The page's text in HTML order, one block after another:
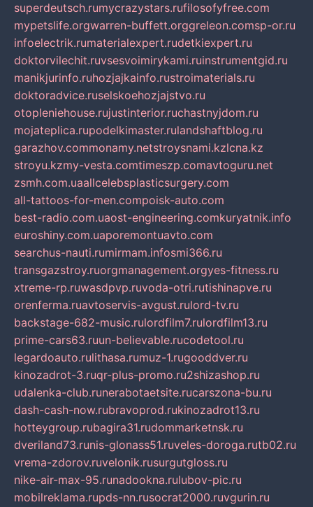
superdeutsch.rumycrazystars.rufilosofyfree.com
mypetslife.orgwarren-buffett.orggreleon.comsp-or.ru
infoelectrik.rumaterialexpert.rudetkiexpert.ru
doktorvilechit.ruvsesvoimirykami.ruinstrumentgid.ru
manikjurinfo.ruhozjajkainfo.rustroimaterials.ru
doktoradvice.ruselskoehozjajstvo.ru
otopleniehouse.rujustinterior.ruchastnyjdom.ru
mojateplica.rupodelkimaster.rulandshaftblog.ru
garazhov.commonamy.netstroysnami.kzlcna.kz
stroyu.kzmy-vesta.comtimeszp.comavtoguru.net
zsmh.com.uaallcelebsplasticsurgery.com
all-tattoos-for-men.compoisk-auto.com
best-radio.com.uaost-engineering.comkuryatnik.info
euroshiny.com.uaporemontuavto.com
searchus-nauti.rumirmam.infosmi366.ru
transgazstroy.ruorgmanagement.orgyes-fitness.ru
xtreme-rp.ruwasdpvp.ruvoda-otri.rutishinapve.ru
orenferma.ruavtoservis-avgust.rulord-tv.ru
backstage-682-music.rulordfilm7.rulordfilm13.ru
prime-cars63.ruun-believable.rucodetool.ru
legardoauto.rulithasa.rumuz-1.rugooddver.ru
kinozadrot-3.ruqr-plus-promo.ru2shizashop.ru
udalenka-club.runerabotaetsite.rucarszona-bu.ru
dash-cash-now.rubravoprod.rukinozadrot13.ru
hotteygroup.rubagira31.rudommarketnsk.ru
dveriland73.runis-glonass51.ruveles-doroga.rutb02.ru
vrema-zdorov.ruvelonik.rusurgutgloss.ru
nike-air-max-95.runadookna.rulubov-pic.ru
mobilreklama.rupds-nn.rusocrat2000.ruvgurin.ru